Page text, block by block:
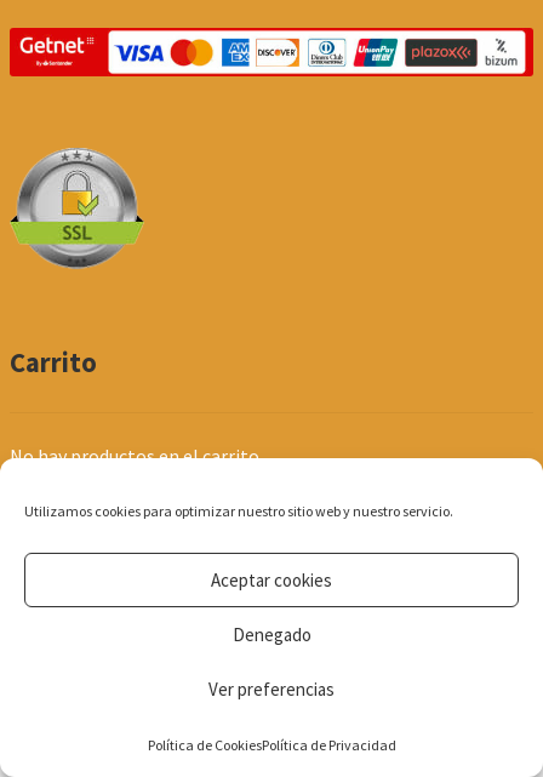
Utilizamos cookies para optimizar nuestro sitio web y nuestro servicio.
Aceptar cookies
Denegado
Ver preferencias
Política de CookiesPolítica de Privacidad
Carrito
No hay productos en el carrito.
© Produpel | Productos de Peluquería y Estética 2026